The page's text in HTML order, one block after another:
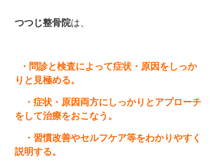
つつじ整骨院は、
・問診と検査によって症状・原因をしっか
りと見極める。
・症状・原因両方にしっかりとアプローチ
をして治療をおこなう。
・習慣改善やセルフケア等をわかりやすく
説明する。